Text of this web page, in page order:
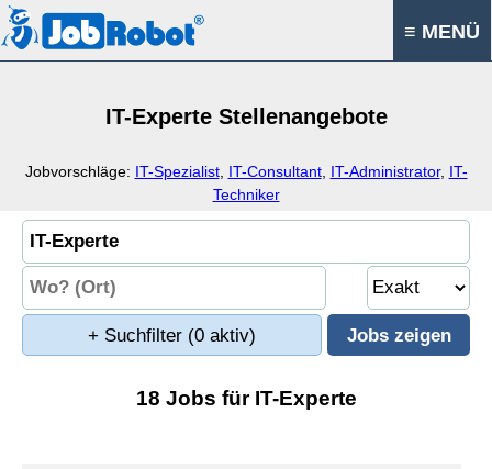
≡ MENÜ
IT-Experte Stellenangebote
Jobvorschläge: IT-Spezialist, IT-Consultant, IT-Administrator, IT-
Techniker
+ Suchfilter (0 aktiv)
18 Jobs für IT-Experte